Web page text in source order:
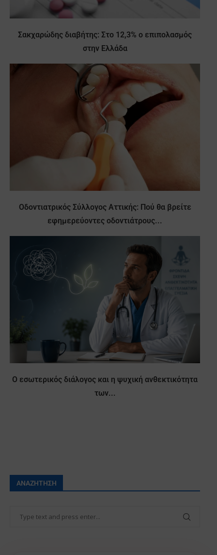
Σακχαρώδης διαβήτης: Στο 12,3% ο επιπολασμός
στην Ελλάδα
Οδοντιατρικός Σύλλογος Αττικής: Πού θα βρείτε
εφημερεύοντες οδοντιάτρους...
Ο εσωτερικός διάλογος και η ψυχική ανθεκτικότητα
των...
ΑΝΑΖΉΤΗΣΗ